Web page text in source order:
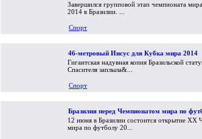
2014
Завершился групповой этап чемпионата
2014 в Бразилии. ...
Спорт
46-метровый Иисус для Кубка мира 2014
Гигантская надувная копия Бразильской
Спасителя заплыла&...
Спорт
Бразилия перед Чемпионатом мира по
12 июня в Бразилии состоится открытие XX
мира по футболу 20...